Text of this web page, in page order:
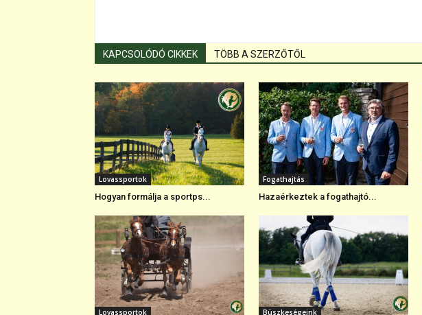
KAPCSOLÓDÓ CIKKEK TÖBB A SZERZŐTŐL
Lovassportok
Hogyan formálja a sportps...
Fogathajtás
Hazaérkeztek a fogathajtó...
Lovassportok Büszkeségeink